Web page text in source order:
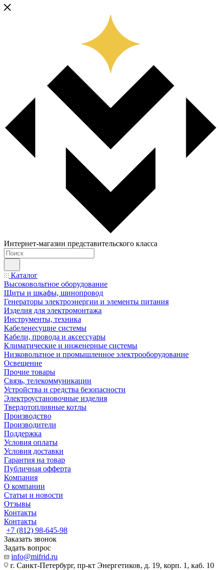
Интернет-магазин представительского класса
Каталог
Высоковольтное оборудование
Щиты и шкафы, шинопровод
Генераторы электроэнергии и элементы питания
Изделия для электромонтажа
Инструменты, техника
Кабеленесущие системы
Кабели, провода и аксессуары
Климатические и инженерные системы
Низковольтное и промышленное электрооборудование
Освещение
Прочие товары
Связь, телекоммуникации
Устройства и средства безопасности
Электроустановочные изделия
Твердотопливные котлы
Производство
Производители
Поддержка
Условия оплаты
Условия доставки
Гарантия на товар
Публичная офферта
Компания
О компании
Статьи и новости
Отзывы
Контакты
Контакты
+7 (812) 98-645-98
Заказать звонок
Задать вопрос
info@mifrid.ru
г. Санкт-Петербург, пр-кт Энергетиков, д. 19, корп. 1, каб. 10